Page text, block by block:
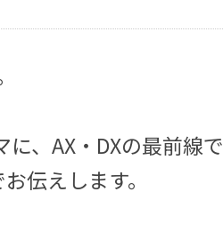
に、AX・DXの最前線で
伝えします。